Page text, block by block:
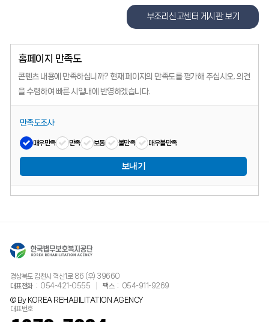
부조리신고센터 게시판 보기
홈페이지 만족도
콘텐츠 내용에 만족하십니까? 현재 페이지의 만족도를 평가해 주십시오. 의견
을 수렴하여 빠른 시일내에 반영하겠습니다.
만족도조사
매우만족 만족 보통 불만족 매우불만족
보내기
경상북도 김천시 혁신1로 86 (우) 39660
대표전화
054-421-0555 팩스 054-911-9269
© By KOREA REHABILITATION AGENCY
대표번호